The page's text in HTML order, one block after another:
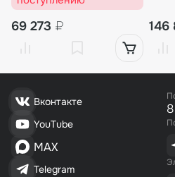
69 273 ₽ 146
Вконтакте
YouTube
MAX
Telegram